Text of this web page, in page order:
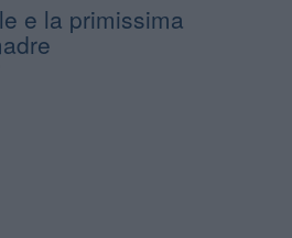
e la primissima